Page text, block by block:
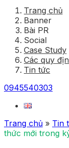
Trang chủ
Banner
Bài PR
Social
Case Study
Các quy
Tin tức
0945540303
Trang chủ » Tin
thức mới trong